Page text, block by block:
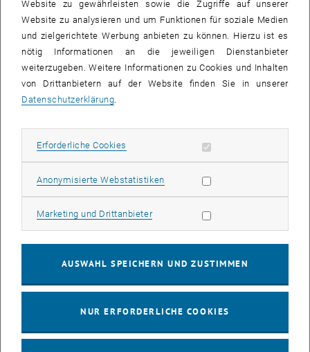
Johannes Zierke
© Johannes Zierke
Universitätsassistent
Telefon:+43 1 58801 20223
E-Mail:johannes.zierke@tuwien.ac.at
TISS-Visitenkarte, öffnet eine externe URL in einem neuen Fenster
Gastforscher
Website zu gewährleisten sowie die Zugriffe auf unserer
Website zu analysieren und um Funktionen für soziale Medien
und zielgerichtete Werbung anbieten zu können. Hierzu ist es
nötig Informationen an die jeweiligen Dienstanbieter
weiterzugeben. Weitere Informationen zu Cookies und Inhalten
von Drittanbietern auf der Website finden Sie in unserer
Datenschutzerklärung
Erforderliche Cookies Erforderliche Cookies zulassen
Anonymisierte WebstatistikenStatistik Cookies zulassen
Marketing und DrittanbieterMarketing Cookies zulassen
AUSWAHL SPEICHERN UND ZUSTIMMEN
NUR ERFORDERLICHE COOKIES